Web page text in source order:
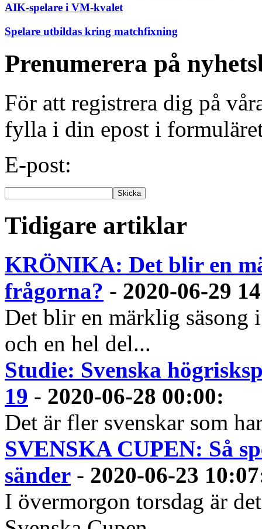
AIK-spelare i VM-kvalet
Spelare utbildas kring matchfixning
Prenumerera på
För att registrera dig på
fylla i din epost i
E-post:
Tidigare artiklar
KRÖNIKA: Det blir en
frågorna? - 2020-06-29
Det blir en märklig säsong
och en hel del...
Studie: Svenska
19 - 2020-06-28 00:00:
Det är fler svenskar som
SVENSKA CUPEN: Så
sänder - 2020-06-23 10:07
I övermorgon torsdag är